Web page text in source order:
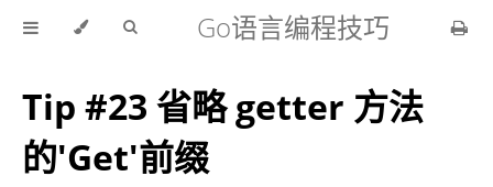
Go语言编程技巧
Tip #23 省略 getter 方法
的'Get'前缀